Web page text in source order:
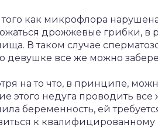
как микрофлора
дрожжевые грибки, в
В таком случае
девушке все же можно
на то что, в принципе,
этого недуга проводить
беременность, ей
к квалифицированному